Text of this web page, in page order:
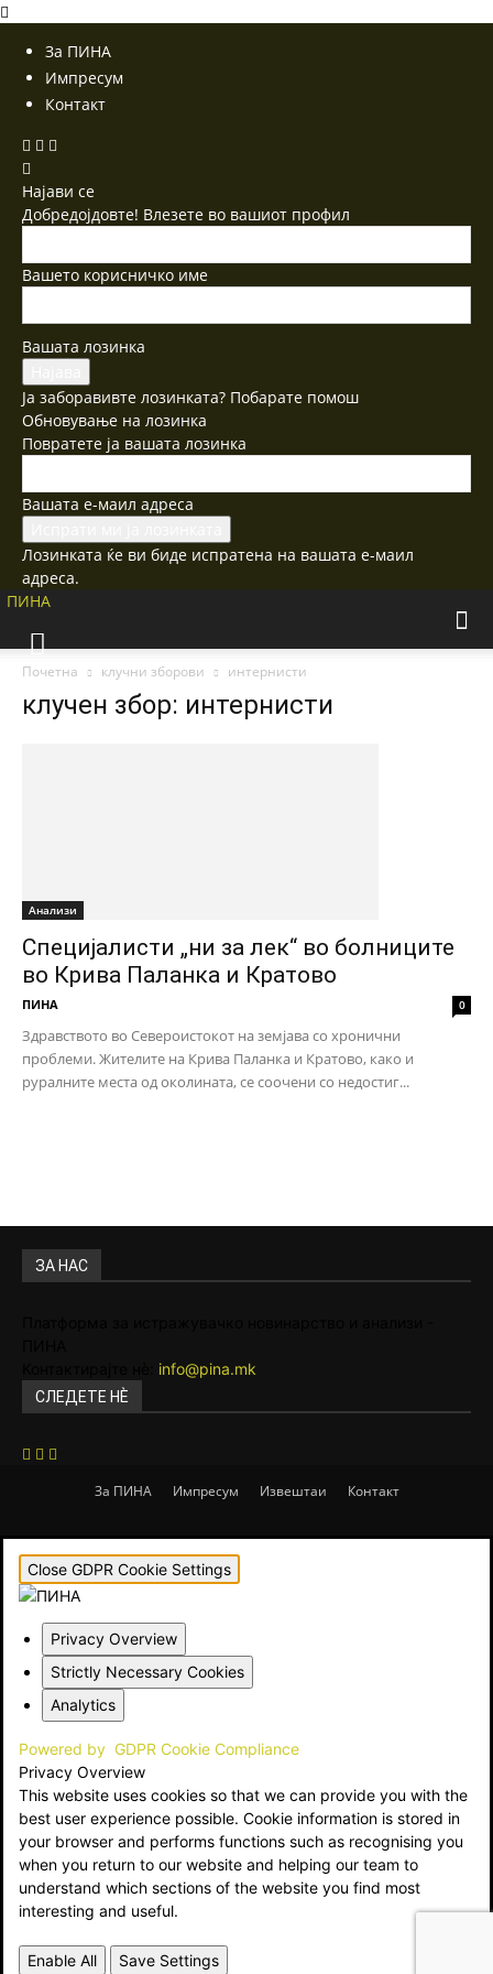
За ПИНА
Импресум
Контакт
Најави се
Добредојдовте! Влезете во вашиот профил
Вашето корисничко име
Вашата лозинка
Ја заборавивте лозинката? Побарате помош
Обновување на лозинка
Повратете ја вашата лозинка
Вашата е-маил адреса
Лозинката ќе ви биде испратена на вашата е-маил
адреса.
ПИНА
Почетна клучни зборови интернисти
клучен збор: интернисти
Анализи
Специјалисти „ни за лек“ во болниците
во Крива Паланка и Кратово
ПИНА 0
Здравството во Североистокот на земјава со хронични
проблеми. Жителите на Крива Паланка и Кратово, како и
руралните места од околината, се соочени со недостиг...
ЗА НАС
info@pina.mk
СЛЕДЕТЕ НЀ
За ПИНА Импресум Извештаи Контакт
Close GDPR Cookie Settings
Privacy Overview
Strictly Necessary Cookies
Analytics
Powered by GDPR Cookie Compliance
Privacy Overview
This website uses cookies so that we can provide you with the
best user experience possible. Cookie information is stored in
your browser and performs functions such as recognising you
when you return to our website and helping our team to
understand which sections of the website you find most
interesting and useful.
Enable All Save Settings